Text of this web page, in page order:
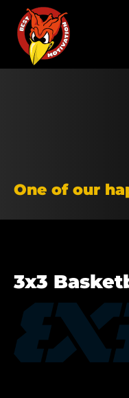
One of our
3x3